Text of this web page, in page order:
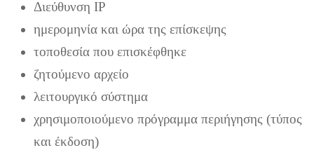
Διεύθυνση IP
ημερομηνία και ώρα της επίσκεψης
τοποθεσία που επισκέφθηκε
ζητούμενο αρχείο
λειτουργικό σύστημα
χρησιμοποιούμενο πρόγραμμα περιήγησης (τύπος
και έκδοση)